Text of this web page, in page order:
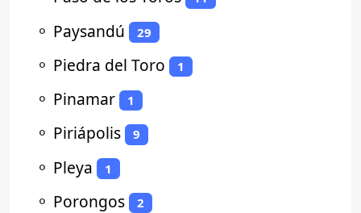
⚬ Paysandú 29
⚬ Piedra del Toro 1
⚬ Pinamar 1
⚬ Piriápolis 9
⚬ Pleya 1
⚬ Porongos 2